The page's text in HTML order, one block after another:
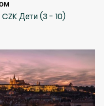
Дети (3 - 10)